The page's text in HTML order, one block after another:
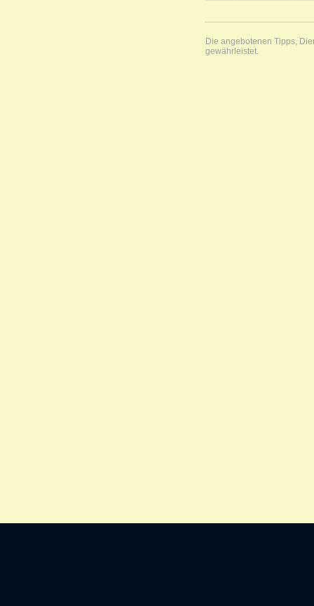
Die angebotenen Tipps,
gewährleistet.